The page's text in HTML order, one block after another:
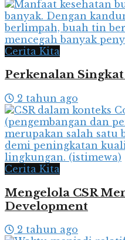
Cerita Kita
Perkenalan
2 tahun ago
Cerita Kita
Mengelola CSR
Development
2 tahun ago